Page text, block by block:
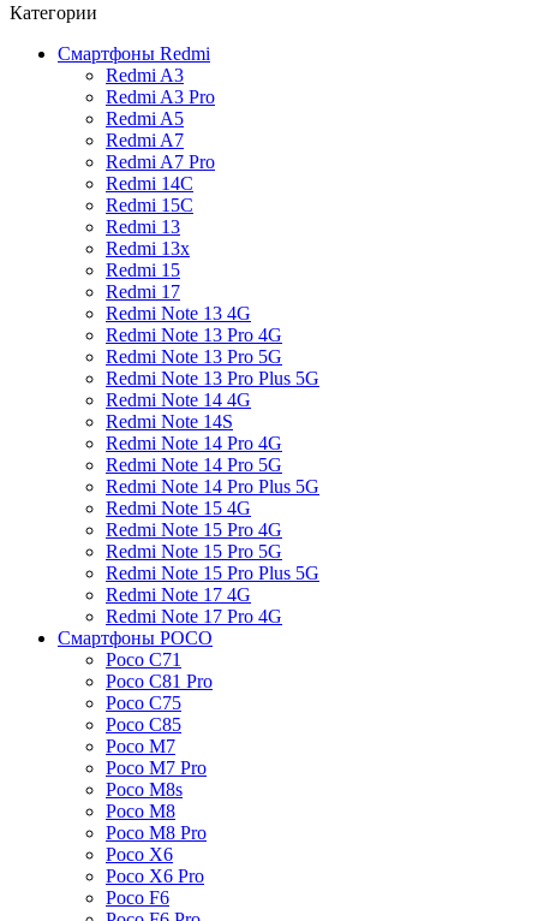
Категории
Смартфоны Redmi
Redmi A3
Redmi A3 Pro
Redmi A5
Redmi A7
Redmi A7 Pro
Redmi 14C
Redmi 15C
Redmi 13
Redmi 13x
Redmi 15
Redmi 17
Redmi Note 13 4G
Redmi Note 13 Pro 4G
Redmi Note 13 Pro 5G
Redmi Note 13 Pro Plus 5G
Redmi Note 14 4G
Redmi Note 14S
Redmi Note 14 Pro 4G
Redmi Note 14 Pro 5G
Redmi Note 14 Pro Plus 5G
Redmi Note 15 4G
Redmi Note 15 Pro 4G
Redmi Note 15 Pro 5G
Redmi Note 15 Pro Plus 5G
Redmi Note 17 4G
Redmi Note 17 Pro 4G
Смартфоны POCO
Poco C71
Poco C81 Pro
Poco C75
Poco C85
Poco M7
Poco M7 Pro
Poco M8s
Poco M8
Poco M8 Pro
Poco X6
Poco X6 Pro
Poco F6